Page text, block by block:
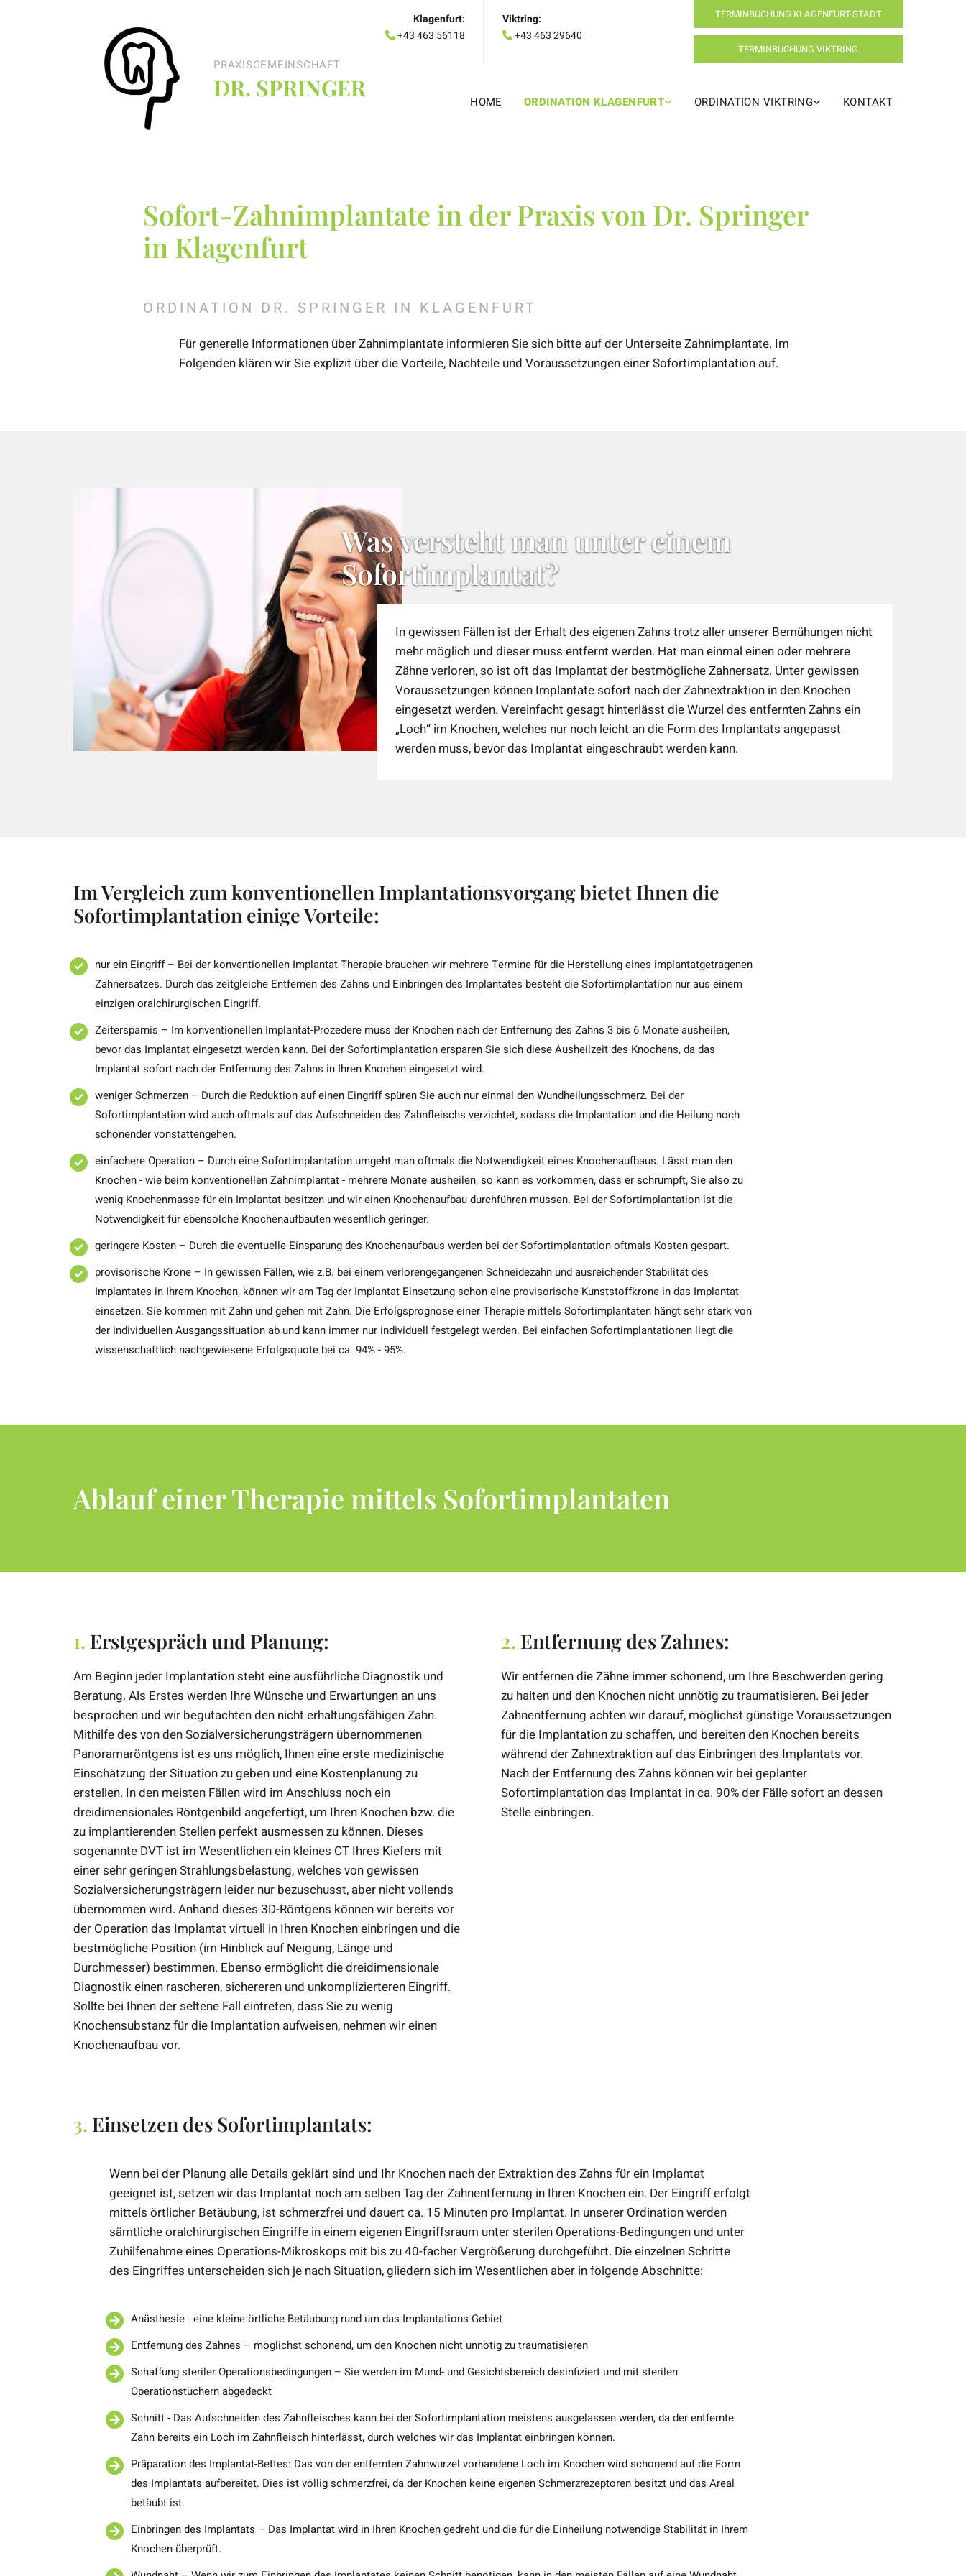
Klagenfurt:
 +43 463 56118
Viktring:
 +43 463 29640
TERMINBUCHUNG KLAGENFURT-STADT
TERMINBUCHUNG VIKTRING
PRAXISGEMEINSCHAFT
DR. SPRINGER
HOME ORDINATION KLAGENFURT ORDINATION VIKTRING KONTAKT
Sofort-Zahnimplantate in der Praxis von Dr. Springer
in Klagenfurt
ORDINATION DR. SPRINGER IN KLAGENFURT
Für generelle Informationen über Zahnimplantate informieren Sie sich bitte auf der Unterseite Zahnimplantate. Im
Folgenden klären wir Sie explizit über die Vorteile, Nachteile und Voraussetzungen einer Sofortimplantation auf.
Was versteht man unter einem
Sofortimplantat?
In gewissen Fällen ist der Erhalt des eigenen Zahns trotz aller unserer Bemühungen nicht
mehr möglich und dieser muss entfernt werden. Hat man einmal einen oder mehrere
Zähne verloren, so ist oft das Implantat der bestmögliche Zahnersatz. Unter gewissen
Voraussetzungen können Implantate sofort nach der Zahnextraktion in den Knochen
eingesetzt werden. Vereinfacht gesagt hinterlässt die Wurzel des entfernten Zahns ein
„Loch“ im Knochen, welches nur noch leicht an die Form des Implantats angepasst
werden muss, bevor das Implantat eingeschraubt werden kann.
Im Vergleich zum konventionellen Implantationsvorgang bietet Ihnen die
Sofortimplantation einige Vorteile:
nur ein Eingriff – Bei der konventionellen Implantat-Therapie brauchen wir mehrere Termine für die Herstellung eines implantatgetragenen
Zahnersatzes. Durch das zeitgleiche Entfernen des Zahns und Einbringen des Implantates besteht die Sofortimplantation nur aus einem
einzigen oralchirurgischen Eingriff.
Zeitersparnis – Im konventionellen Implantat-Prozedere muss der Knochen nach der Entfernung des Zahns 3 bis 6 Monate ausheilen,
bevor das Implantat eingesetzt werden kann. Bei der Sofortimplantation ersparen Sie sich diese Ausheilzeit des Knochens, da das
Implantat sofort nach der Entfernung des Zahns in Ihren Knochen eingesetzt wird.
weniger Schmerzen – Durch die Reduktion auf einen Eingriff spüren Sie auch nur einmal den Wundheilungsschmerz. Bei der
Sofortimplantation wird auch oftmals auf das Aufschneiden des Zahnfleischs verzichtet, sodass die Implantation und die Heilung noch
schonender vonstattengehen.
einfachere Operation – Durch eine Sofortimplantation umgeht man oftmals die Notwendigkeit eines Knochenaufbaus. Lässt man den
Knochen - wie beim konventionellen Zahnimplantat - mehrere Monate ausheilen, so kann es vorkommen, dass er schrumpft, Sie also zu
wenig Knochenmasse für ein Implantat besitzen und wir einen Knochenaufbau durchführen müssen. Bei der Sofortimplantation ist die
Notwendigkeit für ebensolche Knochenaufbauten wesentlich geringer.
geringere Kosten – Durch die eventuelle Einsparung des Knochenaufbaus werden bei der Sofortimplantation oftmals Kosten gespart.
provisorische Krone – In gewissen Fällen, wie z.B. bei einem verlorengegangenen Schneidezahn und ausreichender Stabilität des
Implantates in Ihrem Knochen, können wir am Tag der Implantat-Einsetzung schon eine provisorische Kunststoffkrone in das Implantat
einsetzen. Sie kommen mit Zahn und gehen mit Zahn. Die Erfolgsprognose einer Therapie mittels Sofortimplantaten hängt sehr stark von
der individuellen Ausgangssituation ab und kann immer nur individuell festgelegt werden. Bei einfachen Sofortimplantationen liegt die
wissenschaftlich nachgewiesene Erfolgsquote bei ca. 94% - 95%.
Ablauf einer Therapie mittels Sofortimplantaten
1. Erstgespräch und Planung:
Am Beginn jeder Implantation steht eine ausführliche Diagnostik und
Beratung. Als Erstes werden Ihre Wünsche und Erwartungen an uns
besprochen und wir begutachten den nicht erhaltungsfähigen Zahn.
Mithilfe des von den Sozialversicherungsträgern übernommenen
Panoramaröntgens ist es uns möglich, Ihnen eine erste medizinische
Einschätzung der Situation zu geben und eine Kostenplanung zu
erstellen. In den meisten Fällen wird im Anschluss noch ein
dreidimensionales Röntgenbild angefertigt, um Ihren Knochen bzw. die
zu implantierenden Stellen perfekt ausmessen zu können. Dieses
sogenannte DVT ist im Wesentlichen ein kleines CT Ihres Kiefers mit
einer sehr geringen Strahlungsbelastung, welches von gewissen
Sozialversicherungsträgern leider nur bezuschusst, aber nicht vollends
übernommen wird. Anhand dieses 3D-Röntgens können wir bereits vor
der Operation das Implantat virtuell in Ihren Knochen einbringen und die
bestmögliche Position (im Hinblick auf Neigung, Länge und
Durchmesser) bestimmen. Ebenso ermöglicht die dreidimensionale
Diagnostik einen rascheren, sichereren und unkomplizierteren Eingriff.
Sollte bei Ihnen der seltene Fall eintreten, dass Sie zu wenig
Knochensubstanz für die Implantation aufweisen, nehmen wir einen
Knochenaufbau vor.
2. Entfernung des Zahnes:
Wir entfernen die Zähne immer schonend, um Ihre Beschwerden gering
zu halten und den Knochen nicht unnötig zu traumatisieren. Bei jeder
Zahnentfernung achten wir darauf, möglichst günstige Voraussetzungen
für die Implantation zu schaffen, und bereiten den Knochen bereits
während der Zahnextraktion auf das Einbringen des Implantats vor.
Nach der Entfernung des Zahns können wir bei geplanter
Sofortimplantation das Implantat in ca. 90% der Fälle sofort an dessen
Stelle einbringen.
3. Einsetzen des Sofortimplantats:
Wenn bei der Planung alle Details geklärt sind und Ihr Knochen nach der Extraktion des Zahns für ein Implantat
geeignet ist, setzen wir das Implantat noch am selben Tag der Zahnentfernung in Ihren Knochen ein. Der Eingriff erfolgt
mittels örtlicher Betäubung, ist schmerzfrei und dauert ca. 15 Minuten pro Implantat. In unserer Ordination werden
sämtliche oralchirurgischen Eingriffe in einem eigenen Eingriffsraum unter sterilen Operations-Bedingungen und unter
Zuhilfenahme eines Operations-Mikroskops mit bis zu 40-facher Vergrößerung durchgeführt. Die einzelnen Schritte
des Eingriffes unterscheiden sich je nach Situation, gliedern sich im Wesentlichen aber in folgende Abschnitte:
Anästhesie - eine kleine örtliche Betäubung rund um das Implantations-Gebiet
Entfernung des Zahnes – möglichst schonend, um den Knochen nicht unnötig zu traumatisieren
Schaffung steriler Operationsbedingungen – Sie werden im Mund- und Gesichtsbereich desinfiziert und mit sterilen
Operationstüchern abgedeckt
Schnitt - Das Aufschneiden des Zahnfleisches kann bei der Sofortimplantation meistens ausgelassen werden, da der entfernte
Zahn bereits ein Loch im Zahnfleisch hinterlässt, durch welches wir das Implantat einbringen können.
Präparation des Implantat-Bettes: Das von der entfernten Zahnwurzel vorhandene Loch im Knochen wird schonend auf die Form
des Implantats aufbereitet. Dies ist völlig schmerzfrei, da der Knochen keine eigenen Schmerzrezeptoren besitzt und das Areal
betäubt ist.
Einbringen des Implantats – Das Implantat wird in Ihren Knochen gedreht und die für die Einheilung notwendige Stabilität in Ihrem
Knochen überprüft.